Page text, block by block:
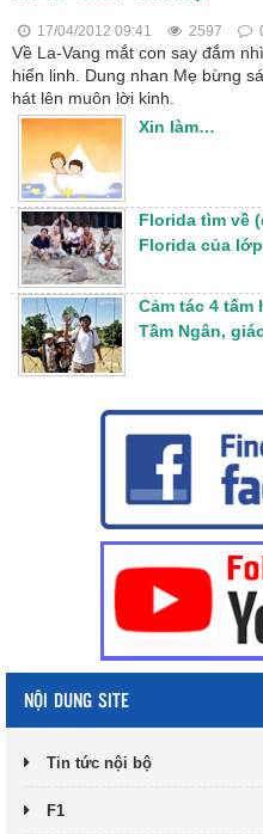
17/04/2012 09:41 2597
Về La-Vang mắt con say đắm
hiển linh. Dung nhan Mẹ bừng
hát lên muôn lời kinh.
Xin làm…
Florida tìm về
Florida của lớp
Cảm tác 4
Tầm Ngân,
NỘI DUNG SITE
Tin tức nội bộ
F1